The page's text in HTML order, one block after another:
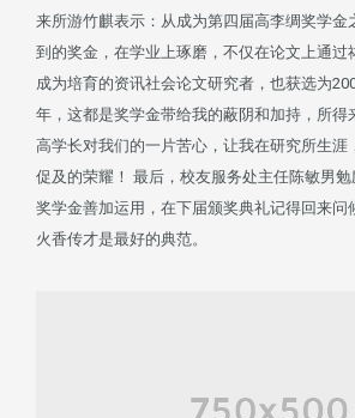
来所游竹麒表示：从成为第四届高李绸奖学金
到的奖金，在学业上琢磨，不仅在论文上通过
成为培育的资讯社会论文研究者，也获选为
年，这都是奖学金带给我的蔽阴和加持，所得
高学长对我们的一片苦心，让我在研究所生涯
促及的荣耀！ 最后，校友服务处主任陈敏男
奖学金善加运用，在下届颁奖典礼记得回来问
火香传才是最好的典范。